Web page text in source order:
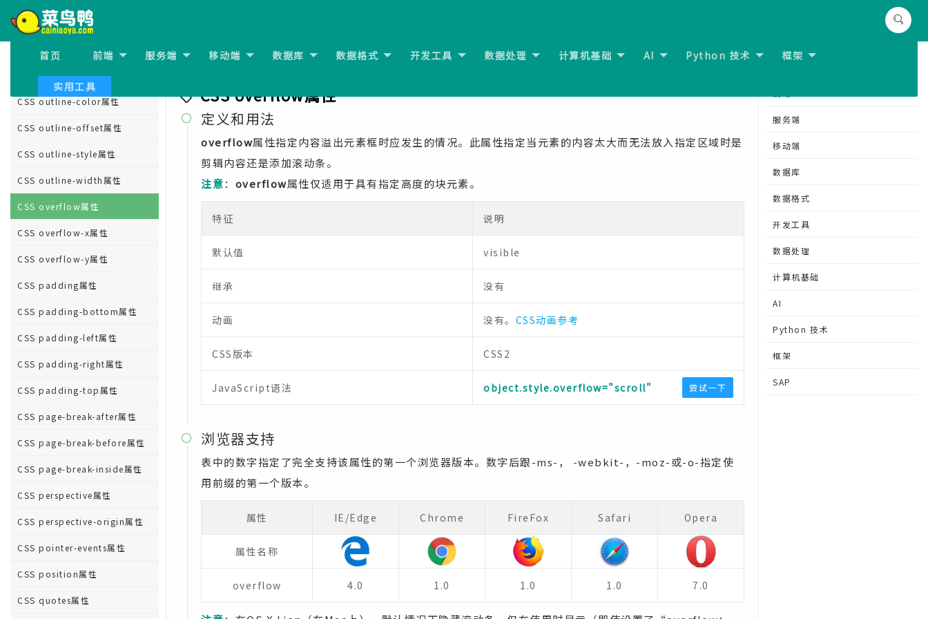
首页 前端 服务端 移动端 数据库 数据格式 开发工具 数据处理 计算机基础 AI Python 技术 框架
实用工具
CSS opacity属性
CSS order属性
CSS outline属性
CSS outline-color属性
CSS outline-offset属性
CSS outline-style属性
CSS outline-width属性
CSS overflow属性
CSS overflow-x属性
CSS overflow-y属性
CSS padding属性
CSS padding-bottom属性
CSS padding-left属性
CSS padding-right属性
CSS padding-top属性
CSS page-break-after属性
CSS page-break-before属性
CSS page-break-inside属性
CSS perspective属性
CSS perspective-origin属性
CSS pointer-events属性
CSS position属性
CSS quotes属性
CSS overflow属性
 定义和用法
overflow属性指定内容溢出元素框时应发生的情况。此属性指定当元素的内容太大而无法放入指定区域时是
剪辑内容还是添加滚动条。
注意： overflow属性仅适用于具有指定高度的块元素。
特征 说明
默认值 visible
继承 没有
动画 没有。 CSS动画参考
CSS版本 CSS2
JavaScript语法 object.style.overflow="scroll" 尝试一下
 浏览器支持
表中的数字指定了完全支持该属性的第一个浏览器版本。数字后跟-ms-， -webkit-，-moz-或-o-指定使
用前缀的第一个版本。
属性 IE/Edge Chrome FireFox Safari Opera
属性名称
overflow 4.0 1.0 1.0 1.0 7.0
服务端
移动端
数据库
数据格式
开发工具
数据处理
计算机基础
AI
Python 技术
框架
SAP